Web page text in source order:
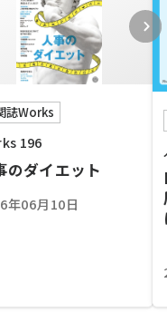
誌Works
196
のダイエット
年06月10日